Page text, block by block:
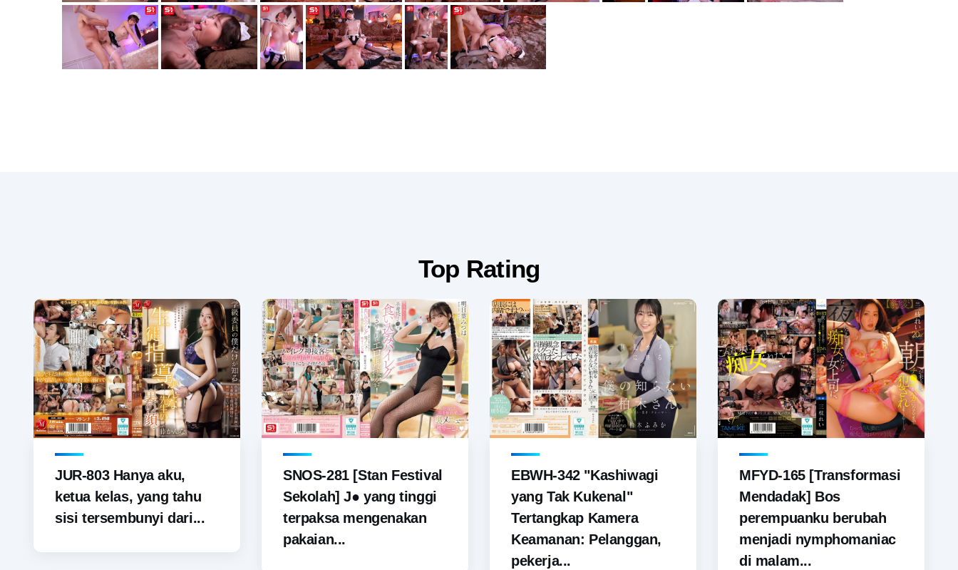
Top Rating
JUR-803 Hanya aku,
ketua kelas, yang tahu
sisi tersembunyi dari...
SNOS-281 [Stan Festival
Sekolah] J● yang tinggi
terpaksa mengenakan
pakaian...
EBWH-342 "Kashiwagi
yang Tak Kukenal"
Tertangkap Kamera
Keamanan: Pelanggan,
pekerja...
MFYD-165 [Transformasi
Mendadak] Bos
perempuanku berubah
menjadi nymphomaniac
di malam...